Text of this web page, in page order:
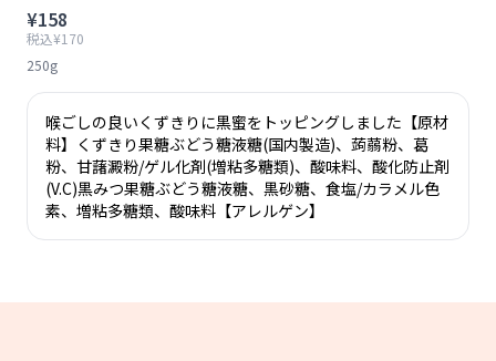
¥158
税込¥170
250g
喉ごしの良いくずきりに黒蜜をトッピングしました【原材
料】くずきり果糖ぶどう糖液糖(国内製造)、蒟蒻粉、葛
粉、甘藷澱粉/ゲル化剤(増粘多糖類)、酸味料、酸化防止剤
(V.C)黒みつ果糖ぶどう糖液糖、黒砂糖、食塩/カラメル色
素、増粘多糖類、酸味料【アレルゲン】